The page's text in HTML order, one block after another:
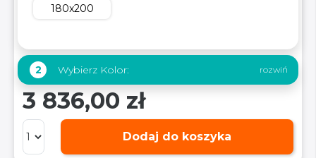
180x200
2 Wybierz Kolor:
3 836,00 zł
Dodaj do koszyka